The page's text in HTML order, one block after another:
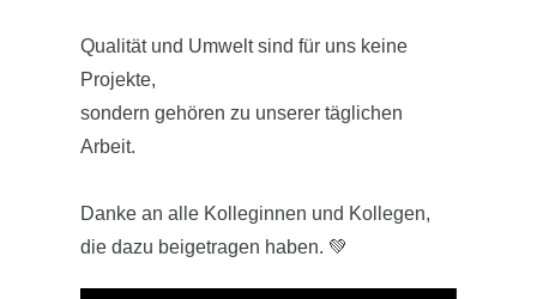
Previous
Qualität und Umwelt sind für uns keine
Projekte,
sondern gehören zu unserer täglichen
Arbeit.
Danke an alle Kolleginnen und Kollegen,
die dazu beigetragen haben. 💚
Vorschriften und Verordnungen auf meine
Verpackung?
✔ Welche Kennzeichnungspflichten gelten
für mein Produkt?
Hast du auch eine Frage zu PPWR, CLP
oder Kennzeichnungspflichten?
Mehr Infos findest du